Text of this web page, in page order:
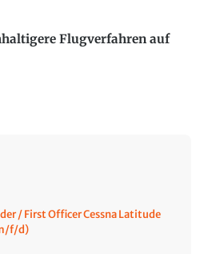
Flugverfahren auf
/ First Officer Cessna Latitude
f/d)